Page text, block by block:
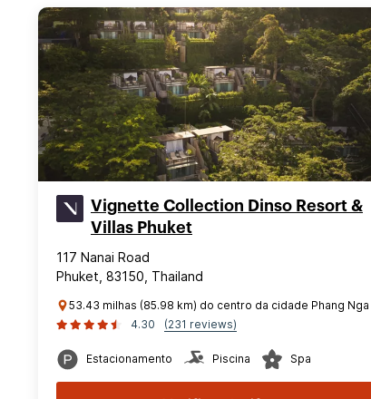
Vignette Collection Dinso Resort &
Villas Phuket
117 Nanai Road
Phuket, 83150, Thailand
53.43 milhas (85.98 km) do centro da cidade Phang Nga
4.30
(231 reviews)
Estacionamento Piscina Spa